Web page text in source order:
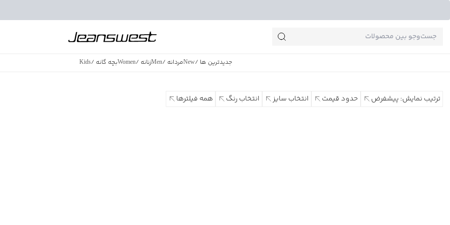
جدیدترین ها /
Newمردانه /
Menزنانه /
Womenبچه گانه /
Kids
ترتیب نمایش: پیشفرض حدود قیمت انتخاب سایز انتخاب رنگ همه فیلترها